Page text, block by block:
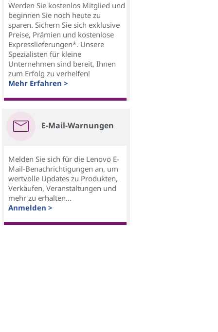
Werden Sie kostenlos Mitglied und
beginnen Sie noch heute zu
sparen. Sichern Sie sich exklusive
Preise, Prämien und kostenlose
Expresslieferungen*. Unsere
Spezialisten für kleine
Unternehmen sind bereit, Ihnen
zum Erfolg zu verhelfen!
Mehr Erfahren >
E-Mail-Warnungen
Melden Sie sich für die Lenovo E-
Mail-Benachrichtigungen an, um
wertvolle Updates zu Produkten,
Verkäufen, Veranstaltungen und
mehr zu erhalten...
Anmelden >